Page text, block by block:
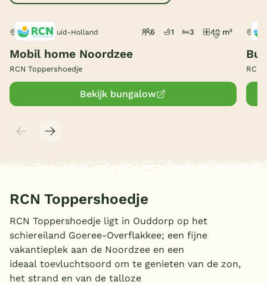
Ouddorp, Zuid-Holland 6 1 3 40 m²
Mobil home Noordzee
RCN Toppershoedje
Bekijk bungalow
RCN
RCN Toppershoedje
RCN Toppershoedje ligt in Ouddorp op het
schiereiland Goeree-Overflakkee; een fijne
vakantieplek aan de Noordzee en een
ideaal toevluchtsoord om te genieten van de zon,
het strand en van de talloze